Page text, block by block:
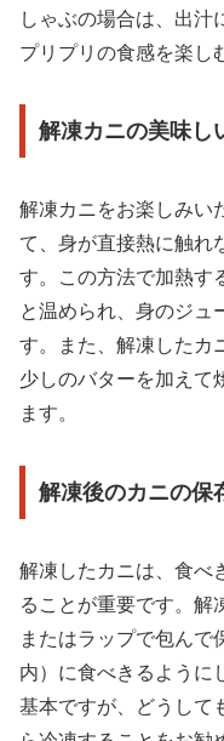
しゃぶの場合は、出汁
プリプリの食感を楽し
解凍カニの美味し
解凍カニをお楽しみい
て、身が直接熱に触れ
す。この方法で加熱す
と温められ、身のジュ
す。また、解凍したカ
少しのバターを加えて
ます。
解凍後のカニの保
解凍したカニは、食べ
ることが重要です。解
またはラップで包んで
内）に食べきるように
基本ですが、どうして